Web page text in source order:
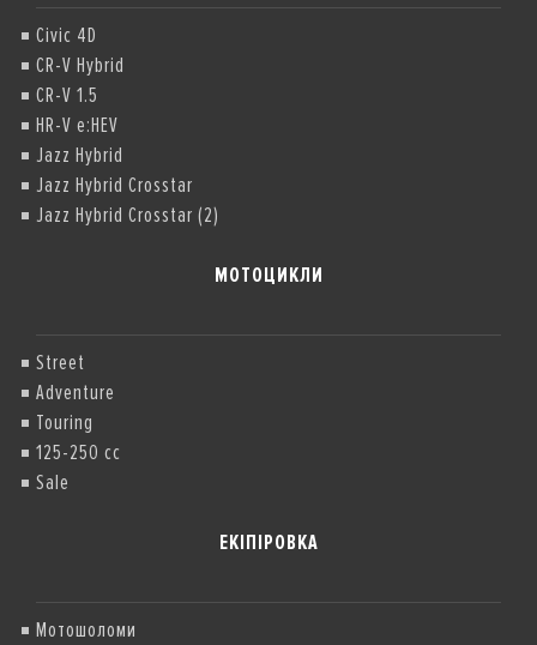
Civic 4D
CR-V Hybrid
CR-V 1.5
HR-V e:HEV
Jazz Hybrid
Jazz Hybrid Crosstar
Jazz Hybrid Crosstar (2)
МОТОЦИКЛИ
Street
Adventure
Touring
125-250 cc
Sale
ЕКІПІРОВКА
Мотошоломи